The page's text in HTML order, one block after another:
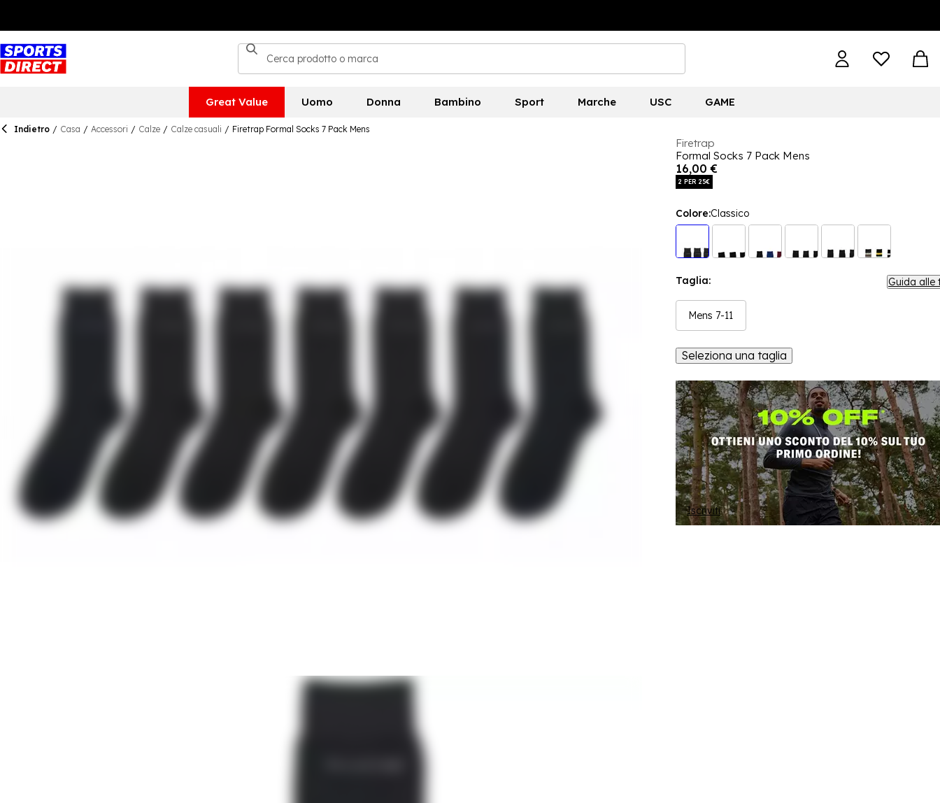
Great Value Uomo Donna Bambino Sport Marche USC GAME
Indietro / Casa / Accessori / Calze / Calze casuali / Firetrap Formal Socks 7 Pack Mens
Firetrap
Formal Socks 7 Pack Mens
16,00 €
2 PER 25€
Colore:Classico
Taglia: Guida alle
Mens 7-11
Seleziona una taglia
Iscriviti